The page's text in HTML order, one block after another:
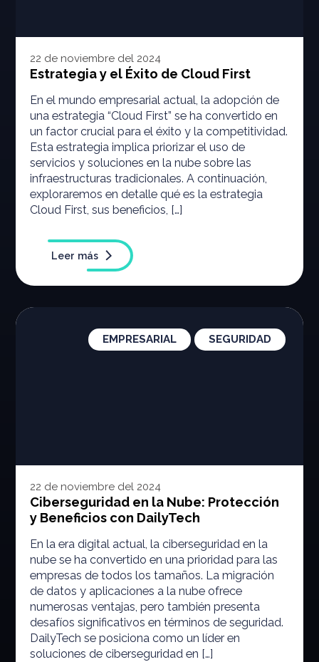
22 de noviembre del 2024
Estrategia y el Éxito de Cloud First
En el mundo empresarial actual, la adopción de
una estrategia “Cloud First” se ha convertido en
un factor crucial para el éxito y la competitividad.
Esta estrategia implica priorizar el uso de
servicios y soluciones en la nube sobre las
infraestructuras tradicionales. A continuación,
exploraremos en detalle qué es la estrategia
Cloud First, sus beneficios, […]
Leer más
22 de noviembre del 2024
Ciberseguridad en la Nube: Protección
y Beneficios con DailyTech
En la era digital actual, la ciberseguridad en la
nube se ha convertido en una prioridad para las
empresas de todos los tamaños. La migración
de datos y aplicaciones a la nube ofrece
numerosas ventajas, pero también presenta
desafíos significativos en términos de seguridad.
DailyTech se posiciona como un líder en
soluciones de ciberseguridad en […]
EMPRESARIAL SEGURIDAD